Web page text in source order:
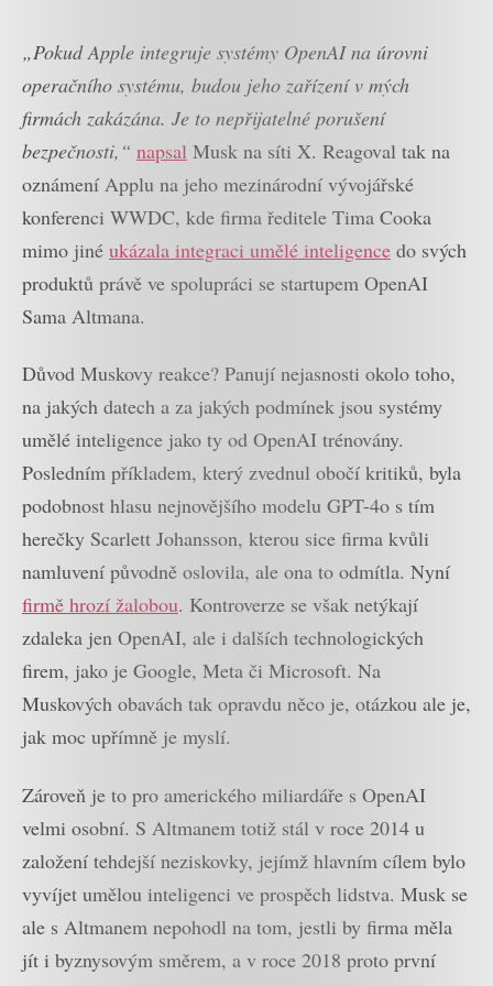
„Pokud Apple integruje systémy OpenAI na úrovni
operačního systému, budou jeho zařízení v mých
firmách zakázána. Je to nepřijatelné porušení
bezpečnosti,“ napsal Musk na síti X. Reagoval tak na
oznámení Applu na jeho mezinárodní vývojářské
konferenci WWDC, kde firma ředitele Tima Cooka
mimo jiné ukázala integraci umělé inteligence do svých
produktů právě ve spolupráci se startupem OpenAI
Sama Altmana.
Důvod Muskovy reakce? Panují nejasnosti okolo toho,
na jakých datech a za jakých podmínek jsou systémy
umělé inteligence jako ty od OpenAI trénovány.
Posledním příkladem, který zvednul obočí kritiků, byla
podobnost hlasu nejnovějšího modelu GPT-4o s tím
herečky Scarlett Johansson, kterou sice firma kvůli
namluvení původně oslovila, ale ona to odmítla. Nyní
firmě hrozí žalobou. Kontroverze se však netýkají
zdaleka jen OpenAI, ale i dalších technologických
firem, jako je Google, Meta či Microsoft. Na
Muskových obavách tak opravdu něco je, otázkou ale je,
jak moc upřímně je myslí.
Zároveň je to pro amerického miliardáře s OpenAI
velmi osobní. S Altmanem totiž stál v roce 2014 u
založení tehdejší neziskovky, jejímž hlavním cílem bylo
vyvíjet umělou inteligenci ve prospěch lidstva. Musk se
ale s Altmanem nepohodl na tom, jestli by firma měla
jít i byznysovým směrem, a v roce 2018 proto první